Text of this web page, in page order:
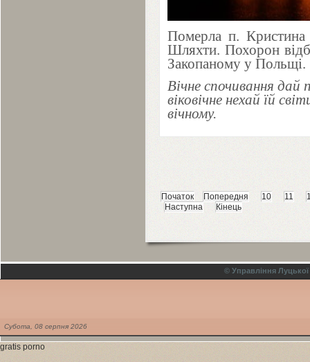
Померла п.
Шляхти. Похорон
Закопаному у Польщі.
Вічне спочивання дай
віковічне нехай їй
вічному.
Початок Попередня 10 11
Наступна
Кінець
© Управління Луцької
Субота, 08 серпня 2026
gratis porno